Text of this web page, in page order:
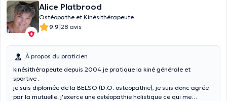
Alice Platbrood
Ostéopathe et Kinésithérapeute
9.9|28 avis
À propos du praticien
kinésithérapeute depuis 2004 je pratique la kiné générale et
sportive .
je suis diplomée de la BELSO (D.O. osteopathie), je suis donc agrée
par la mutuelle. j'exerce une ostéopathie holistique ce qui me